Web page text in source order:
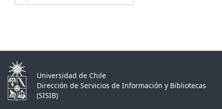
Universidad de Chile
Dirección de Servicios de Información y Bibliotecas
(SISIB)